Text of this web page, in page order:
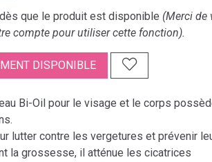
que le produit est disponible (Merci de
compte pour utiliser cette fonction).
DISPONIBLE
Bi-Oil pour le visage et le corps
lutter contre les vergetures et prévenir
la grossesse, il atténue les cicatrices